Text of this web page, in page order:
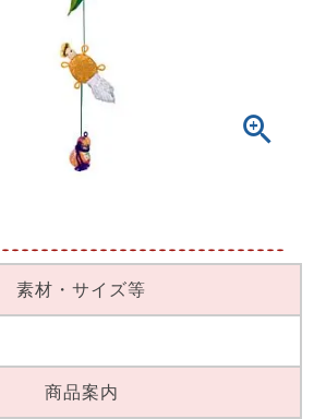
素材・サイズ等
商品案内